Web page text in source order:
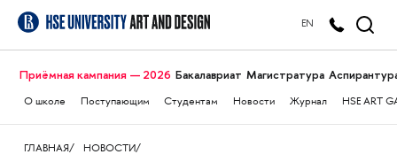
EN
Приёмная кампания — 2026 Бакалавриат Магистратура
О школе Поступающим Студентам Новости Журнал HSE ART
ГЛАВНАЯ НОВОСТИ